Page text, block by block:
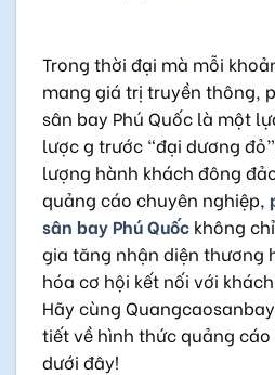
Trong thời đại mà mỗi
mang giá trị truyền thông,
sân bay Phú Quốc là một
lược g trước “đại dương
lượng hành khách đông
quảng cáo chuyên nghiệp,
sân bay Phú Quốc không
gia tăng nhận diện thương
hóa cơ hội kết nối với
Hãy cùng
tiết về hình thức quảng
dưới đây!